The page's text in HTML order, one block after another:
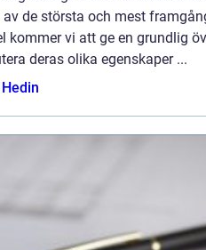
de största och mest
kommer vi att ge en grundlig
deras olika egenskaper ...